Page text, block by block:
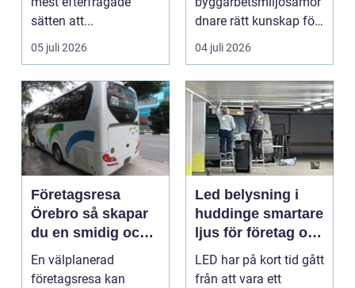
sätten att...
05 juli 2026
dnare rätt kunskap för
att pla...
04 juli 2026
Företagsresa
Örebro så skapar
du en smidig och
minnesvärd resa
för hela teamet
En välplanerad
företagsresa kan
Led belysning i
huddinge smartare
ljus för företag och
fastigheter
LED har på kort tid gått
från att vara ett